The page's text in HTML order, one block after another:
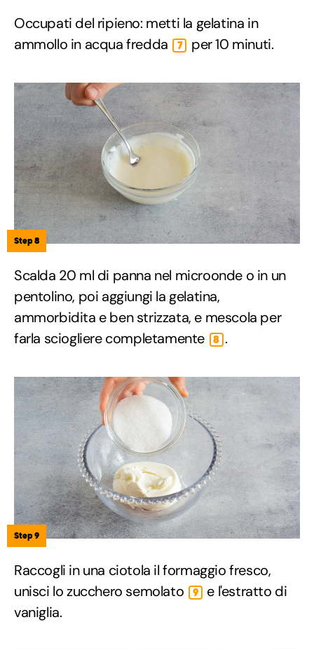
Occupati del ripieno: metti la gelatina in
ammollo in acqua fredda
7 per 10 minuti.
Step 8
Scalda 20 ml di panna nel microonde o in un
pentolino, poi aggiungi la gelatina,
ammorbidita e ben strizzata, e mescola per
farla sciogliere completamente
8 .
Step 9
Raccogli in una ciotola il formaggio fresco,
unisci lo zucchero semolato
9
e l'estratto di
vaniglia.